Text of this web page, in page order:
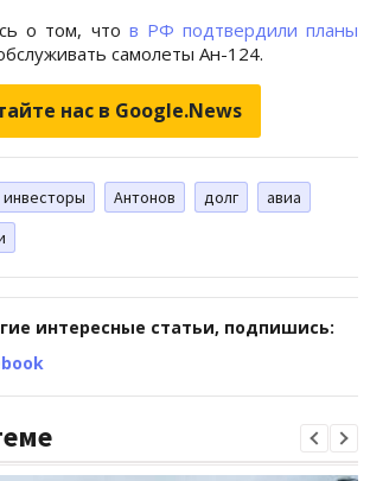
о том, что в РФ подтвердили планы
самолеты Ан-124.
нас в Google.News
инвесторы Антонов долг
авиа
интересные статьи, подпишись: